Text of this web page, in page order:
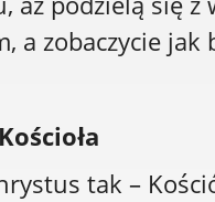
a zobaczycie
tak –